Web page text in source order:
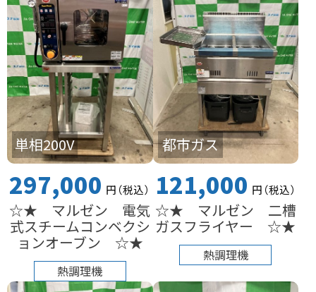
単相200V
297,000 円（税込）
☆★ マルゼン 電気
式スチームコンベクシ
ョンオーブン ☆★
熱調理機
都市ガス
121,000 円（税込）
☆★ マルゼン 二槽
ガスフライヤー ☆★
熱調理機